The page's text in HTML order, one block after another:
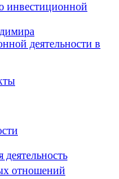
инвестиционной
деятельности в
деятельность
отношений